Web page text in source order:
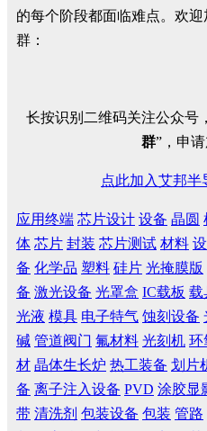
的每个阶段都面临难点。欢
群：
长按识别二维码关注公众号
群”，申
点此加入艾邦
应用终端 芯片设计 设备 晶圆
体 芯片 封装 芯片测试 材料
备 化学品 塑料 硅片 光掩膜版
备 激光设备 光罩盒 IC载板 载
光液 模具 电子特气 蚀刻设备
碱 管道阀门 氟材料 光刻机 环
材 晶体生长炉 热工装备 划片
备 离子注入设备 PVD 涂胶显
带 清洗剂 包装设备 包装 管路